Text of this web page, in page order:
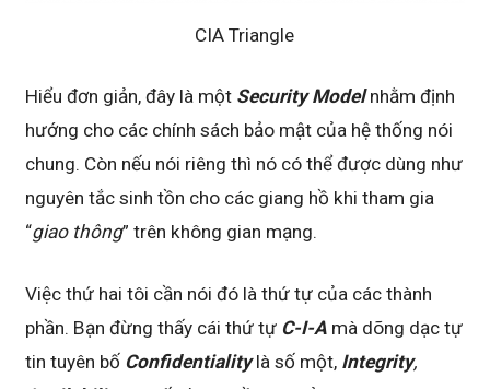
CIA Triangle
Hiểu đơn giản, đây là một Security Modelnhằm định
hướng cho các chính sách bảo mật của hệ thống nói
chung. Còn nếu nói riêng thì nó có thể được dùng như
nguyên tắc sinh tồn cho các giang hồ khi tham gia
“giao thông” trên không gian mạng.
Việc thứ hai tôi cần nói đó là thứ tự của các thành
phần. Bạn đừng thấy cái thứ tự C-I-A mà dõng dạc tự
tin tuyên bố Confidentialitylà số một, Integrity,